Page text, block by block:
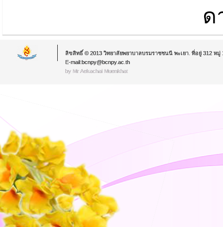
ด
ลิขสิทธิ์ © 2013 วิทยาลัยพยาบาลบรมราชชนนี พะเยา. ที่อยู่ 312 หมู่
E-mail:bcnpy@bcnpy.ac.th
by Mr.Aekachai Muenkhat